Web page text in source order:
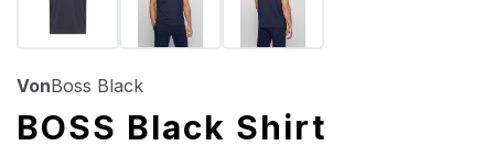
VonBoss Black
BOSS Black Shirt